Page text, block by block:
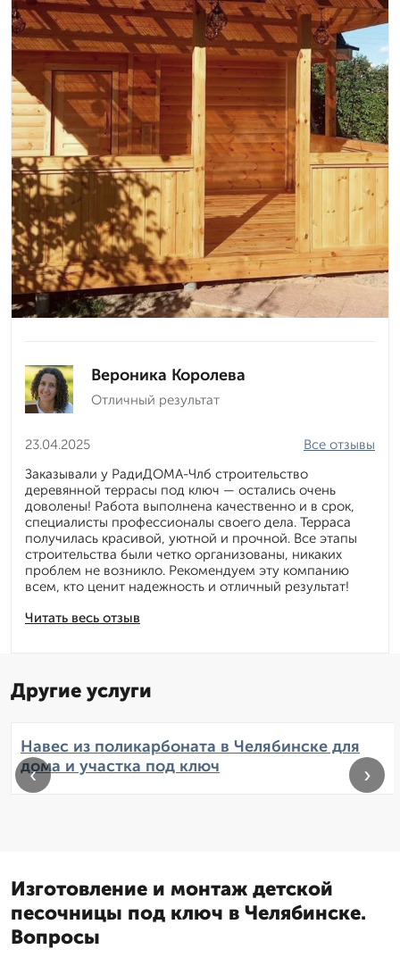
Вероника Королева
Отличный результат
23.04.2025
Читать весь отзыв
Все отзывы
Заказывали у РадиДОМА-Члб строительство
деревянной террасы под ключ — остались очень
доволены! Работа выполнена качественно и в срок,
специалисты профессионалы своего дела. Терраса
получилась красивой, уютной и прочной. Все этапы
строительства были четко организованы, никаких
проблем не возникло. Рекомендуем эту компанию
всем, кто ценит надежность и отличный результат!
Другие услуги
Навес из поликарбоната в Челябинске для
дома и участка под ключ
‹ ›
Изготовление и монтаж детской
песочницы под ключ в Челябинске.
Вопросы